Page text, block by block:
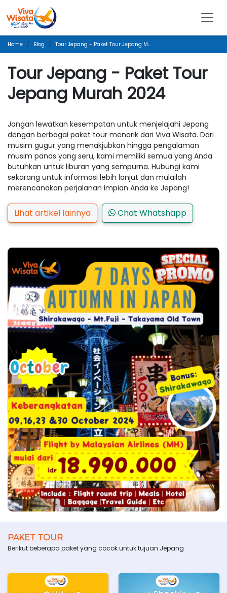
Home Blog Tour Jepang - Paket Tour Jepang Murah 2024
Tour Jepang - Paket Tour
Jepang Murah 2024
Jangan lewatkan kesempatan untuk menjelajahi Jepang
dengan berbagai paket tour menarik dari Viva Wisata. Dari
musim gugur yang menakjubkan hingga pengalaman
musim panas yang seru, kami memiliki semua yang Anda
butuhkan untuk liburan yang sempurna. Hubungi kami
sekarang untuk informasi lebih lanjut dan mulailah
merencanakan perjalanan impian Anda ke Jepang!
Lihat artikel lainnya Chat Whatshapp
PAKET TOUR
Berikut beberapa paket yang cocok untuk tujuan Jepang